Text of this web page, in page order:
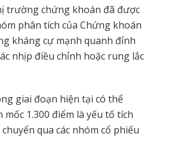
trường chứng khoán đã được
phân tích của Chứng khoán
kháng cự mạnh quanh đỉnh
nhịp điều chỉnh hoặc rung lắc
giai đoạn hiện tại có thể
1.300 điểm là yếu tố tích
qua các nhóm cổ phiếu